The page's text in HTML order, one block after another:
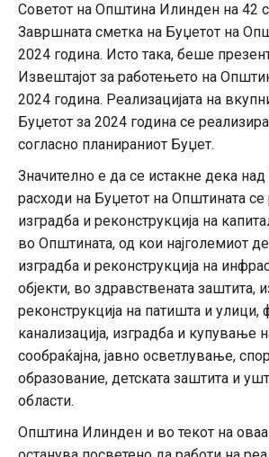
Советот на Општина Илинден на 42
Завршната сметка на Буџетот на
2024 година. Исто така, беше
Извештајот за работењето на
2024 година. Реализацијата на
Буџетот за 2024 година се
согласно планираниот Буџет.
Значително е да се истакне дека
расходи на Буџетот на Општината се
изградба и реконструкција на
во Општината, од кои најголемиот
изградба и реконструкција на
објекти, во здравствената заштита,
реконструкција на патишта и улици,
канализација, изградба и купување
сообраќајна, јавно осветлување,
образование, детската заштита и
области.
Општина Илинден и во текот на